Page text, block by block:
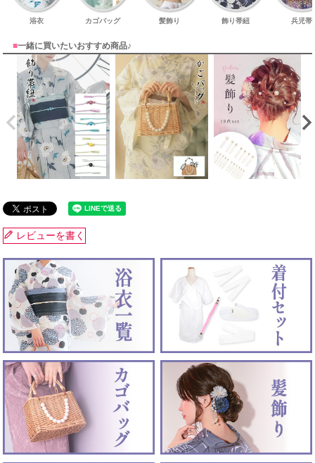
浴衣 カゴバッグ 髪飾り 飾り帯紐 兵児帯
■一緒に買いたいおすすめ商品♪
レビューを書く